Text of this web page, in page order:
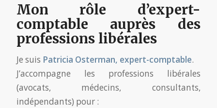
Mon rôle d’expert-
comptable auprès des
professions libérales
Je suis Patricia Osterman, expert-comptable.
J’accompagne les professions libérales
(avocats, médecins, consultants,
indépendants) pour :